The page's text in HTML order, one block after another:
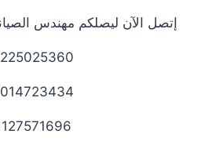
إتصل الآن ليصلكم مهندس